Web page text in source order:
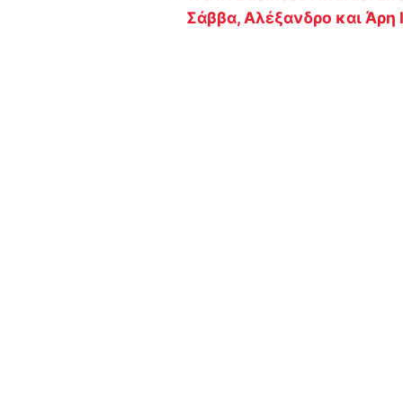
Σάββα, Αλέξανδρο και Άρη